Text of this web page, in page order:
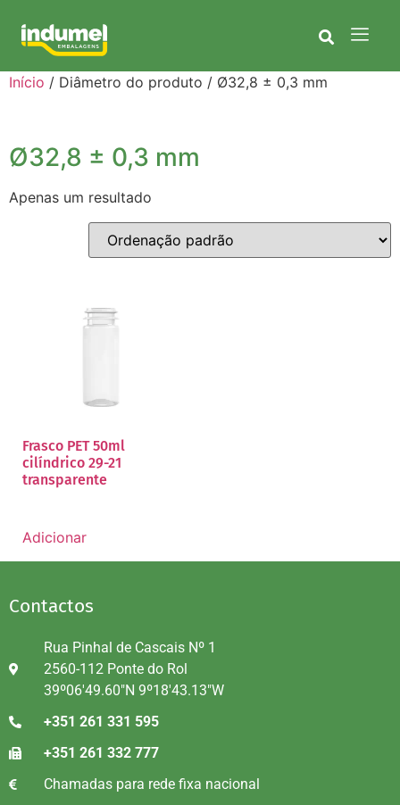
Início / Diâmetro do produto / Ø32,8 ± 0,3 mm
Ø32,8 ± 0,3 mm
Apenas um resultado
Frasco PET 50ml
cilíndrico 29-21
transparente
Adicionar
Contactos
Rua Pinhal de Cascais Nº 1
2560-112 Ponte do Rol
39º06'49.60"N 9º18'43.13"W
+351 261 331 595
+351 261 332 777
Chamadas para rede fixa nacional